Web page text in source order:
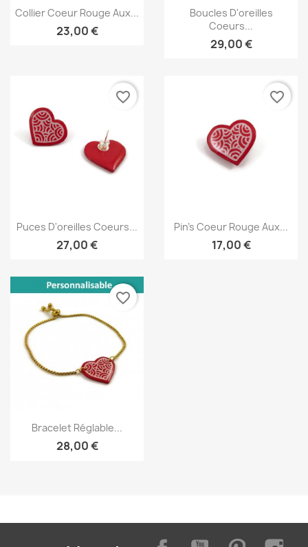
Aperçu rapide
Collier Coeur Rouge Aux...
23,00 €
Aperçu rapide
Boucles D'oreilles
Coeurs...
29,00 €
 Aperçu rapide
Puces D'oreilles Coeurs...
27,00 €
favorite_border
Aperçu rapide
Pin's Coeur Rouge Aux...
17,00 €
favorite_border
Aperçu rapide
Bracelet Réglable...
28,00 €
favorite_border
FacebookYouTube Pinterest